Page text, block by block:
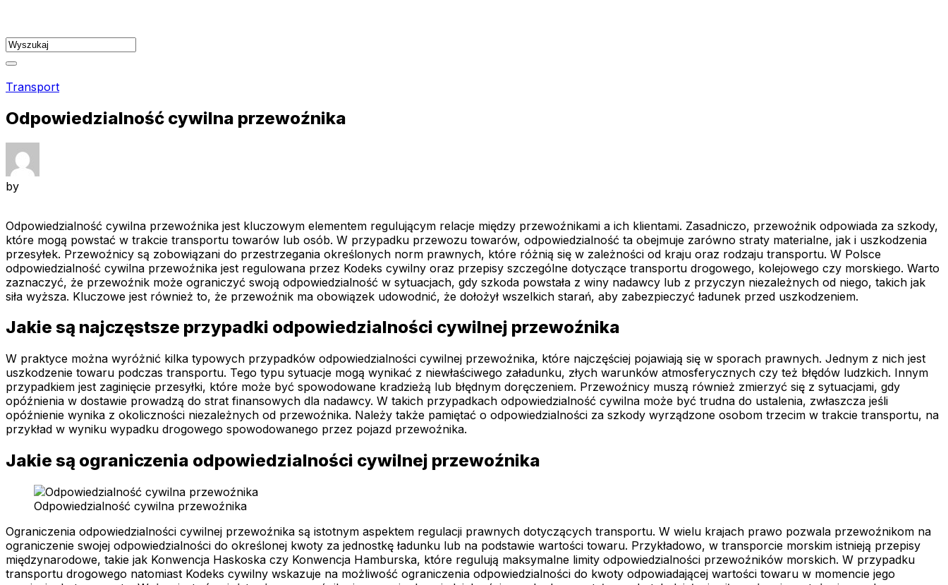
content
Transport
Odpowiedzialność cywilna przewoźnika
by
Odpowiedzialność cywilna przewoźnika jest kluczowym elementem regulującym relacje między przewoźnikami a ich klientami. Zasadniczo, przewoźnik odpowiada za szkody,
które mogą powstać w trakcie transportu towarów lub osób. W przypadku przewozu towarów, odpowiedzialność ta obejmuje zarówno straty materialne, jak i uszkodzenia
przesyłek. Przewoźnicy są zobowiązani do przestrzegania określonych norm prawnych, które różnią się w zależności od kraju oraz rodzaju transportu. W Polsce
odpowiedzialność cywilna przewoźnika jest regulowana przez Kodeks cywilny oraz przepisy szczególne dotyczące transportu drogowego, kolejowego czy morskiego. Warto
zaznaczyć, że przewoźnik może ograniczyć swoją odpowiedzialność w sytuacjach, gdy szkoda powstała z winy nadawcy lub z przyczyn niezależnych od niego, takich jak
siła wyższa. Kluczowe jest również to, że przewoźnik ma obowiązek udowodnić, że dołożył wszelkich starań, aby zabezpieczyć ładunek przed uszkodzeniem.
Jakie są najczęstsze przypadki odpowiedzialności cywilnej przewoźnika
W praktyce można wyróżnić kilka typowych przypadków odpowiedzialności cywilnej przewoźnika, które najczęściej pojawiają się w sporach prawnych. Jednym z nich jest
uszkodzenie towaru podczas transportu. Tego typu sytuacje mogą wynikać z niewłaściwego załadunku, złych warunków atmosferycznych czy też błędów ludzkich. Innym
przypadkiem jest zaginięcie przesyłki, które może być spowodowane kradzieżą lub błędnym doręczeniem. Przewoźnicy muszą również zmierzyć się z sytuacjami, gdy
opóźnienia w dostawie prowadzą do strat finansowych dla nadawcy. W takich przypadkach odpowiedzialność cywilna może być trudna do ustalenia, zwłaszcza jeśli
opóźnienie wynika z okoliczności niezależnych od przewoźnika. Należy także pamiętać o odpowiedzialności za szkody wyrządzone osobom trzecim w trakcie transportu, na
przykład w wyniku wypadku drogowego spowodowanego przez pojazd przewoźnika.
Jakie są ograniczenia odpowiedzialności cywilnej przewoźnika
Odpowiedzialność cywilna przewoźnika
Ograniczenia odpowiedzialności cywilnej przewoźnika są istotnym aspektem regulacji prawnych dotyczących transportu. W wielu krajach prawo pozwala przewoźnikom na
ograniczenie swojej odpowiedzialności do określonej kwoty za jednostkę ładunku lub na podstawie wartości towaru. Przykładowo, w transporcie morskim istnieją przepisy
międzynarodowe, takie jak Konwencja Haskoska czy Konwencja Hamburska, które regulują maksymalne limity odpowiedzialności przewoźników morskich. W przypadku
transportu drogowego natomiast Kodeks cywilny wskazuje na możliwość ograniczenia odpowiedzialności do kwoty odpowiadającej wartości towaru w momencie jego